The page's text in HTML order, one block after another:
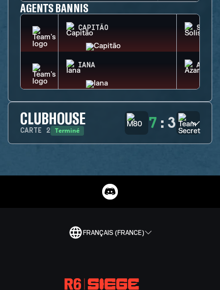
AGENTS BANNIS
CAPITÃO SOLIS
IANA AZAMI
CLUBHOUSE
CARTE 2 Terminé 7 : 3
FRANÇAIS (FRANCE)